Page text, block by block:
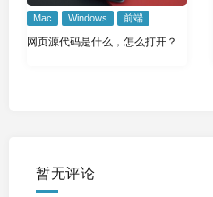
Mac Windows 前端
网页源代码是什么，怎么打开？
暂无评论